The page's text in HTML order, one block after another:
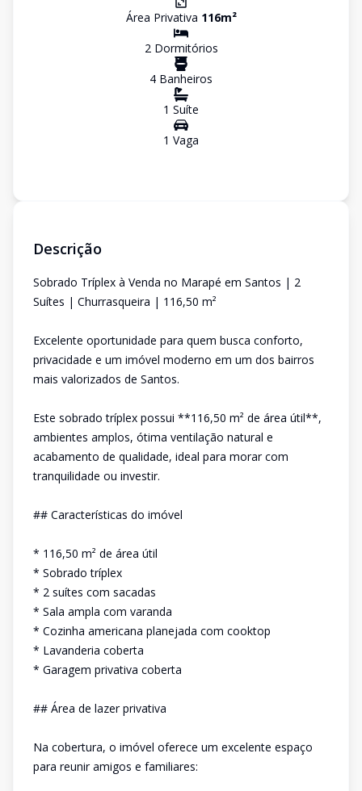
Área Privativa 116m²
2Dormitórios
4 Banheiros
1 Suíte
1 Vaga
Descrição
Sobrado Tríplex à Venda no Marapé em Santos | 2
Suítes | Churrasqueira | 116,50 m²
Excelente oportunidade para quem busca conforto,
privacidade e um imóvel moderno em um dos bairros
mais valorizados de Santos.
Este sobrado tríplex possui **116,50 m² de área útil**,
ambientes amplos, ótima ventilação natural e
acabamento de qualidade, ideal para morar com
tranquilidade ou investir.
## Características do imóvel
* 116,50 m² de área útil
* Sobrado tríplex
* 2 suítes com sacadas
* Sala ampla com varanda
* Cozinha americana planejada com cooktop
* Lavanderia coberta
* Garagem privativa coberta
## Área de lazer privativa
Na cobertura, o imóvel oferece um excelente espaço
para reunir amigos e familiares: